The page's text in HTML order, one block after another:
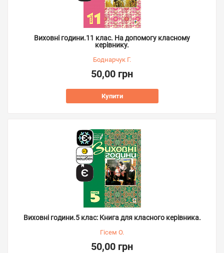
Виховні години.11 клас. На допомогу класному
керівнику.
Боднарчук Г.
50,00 грн
Купити
Виховні години.5 клас: Книга для класного керівника.
Гісем О.
50,00 грн